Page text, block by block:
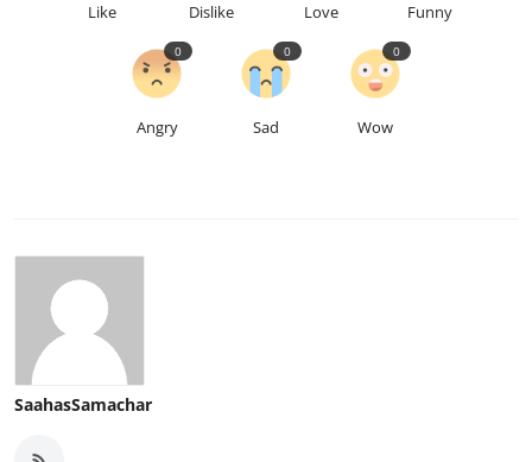
Like Dislike Love Funny
Angry
0
Sad
0
Wow
0
SaahasSamachar